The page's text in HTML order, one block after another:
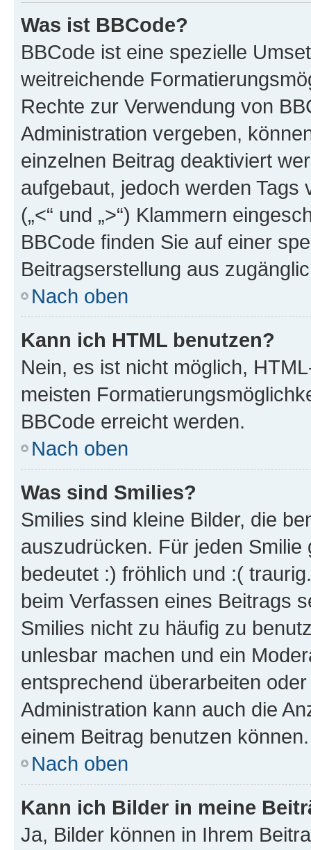
Was ist BBCode?
BBCode ist eine spezielle
weitreichende
Rechte zur Verwendung von
Administration vergeben,
einzelnen Beitrag deaktiviert
aufgebaut, jedoch werden Tags
(„<“ und „>“) Klammern
BBCode finden Sie auf einer
Beitragserstellung aus
Nach oben
Kann ich HTML benutzen?
Nein, es ist nicht möglich,
meisten
BBCode erreicht werden.
Nach oben
Was sind Smilies?
Smilies sind kleine Bilder, die
auszudrücken. Für jeden
bedeutet :) fröhlich und :(
beim Verfassen eines Beitrags
Smilies nicht zu häufig zu
unlesbar machen und ein
entsprechend überarbeiten
Administration kann auch die
einem Beitrag benutzen können.
Nach oben
Kann ich Bilder in meine
Ja, Bilder können in Ihrem